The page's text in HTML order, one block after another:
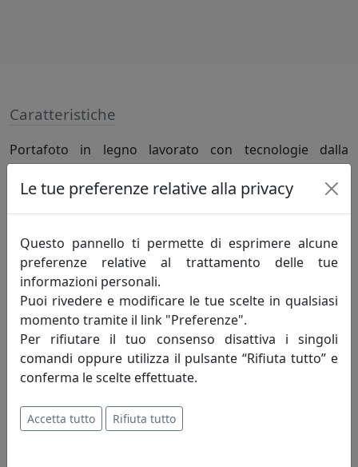
Caratteristiche
Portafoto in legno lavorato con tecnologie dalla
precisione diamantina che, strato dopo strato, danno
vita a texture e sfumature differenti, creato per
Informazioni sul brand
Home Decor fatto in Italia. Realizziamo
articoli per la casa e per la tavola che
coniugano la creatività e la tradizione
artigiana con le più avanzate tecnologie
produttive.
Realizziamo oggettistica e articoli da regalo da più di
quarant’anni. Le nostre radici sono ben salde nella
Le tue preferenze relative alla privacy
Questo pannello ti permette di esprimere alcune
preferenze relative al trattamento delle tue
informazioni personali.
Puoi rivedere e modificare le tue scelte in qualsiasi
momento tramite il link "Preferenze".
Per rifiutare il tuo consenso disattiva i singoli
comandi oppure utilizza il pulsante “Rifiuta tutto” e
conferma le scelte effettuate.
Accetta tutto Rifiuta tutto